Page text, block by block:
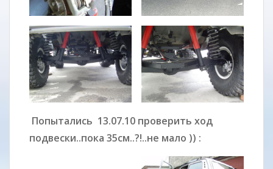
Попытались 13.07.10 проверить ход
подвески..пока 35см..?!..не мало )) :